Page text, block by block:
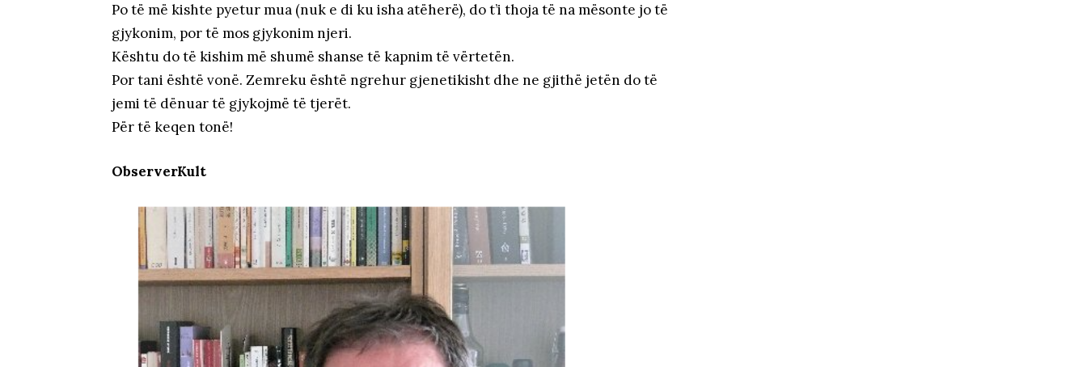
Po të më kishte pyetur mua (nuk e di ku isha atëherë), do t’i thoja të na mësonte jo të
gjykonim, por të mos gjykonim njeri.
Kështu do të kishim më shumë shanse të kapnim të vërtetën.
Por tani është vonë. Zemreku është ngrehur gjenetikisht dhe ne gjithë jetën do të
jemi të dënuar të gjykojmë të tjerët.
Për të keqen tonë!
ObserverKult